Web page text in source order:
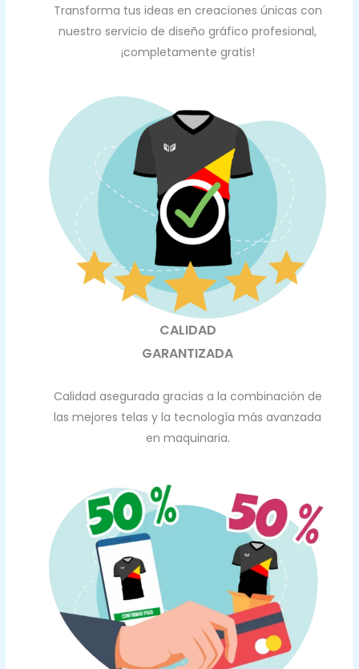
Transforma tus ideas en creaciones únicas con
nuestro servicio de diseño gráfico profesional,
¡completamente gratis!
CALIDAD
GARANTIZADA
Calidad asegurada gracias a la combinación de
las mejores telas y la tecnología más avanzada
en maquinaria.